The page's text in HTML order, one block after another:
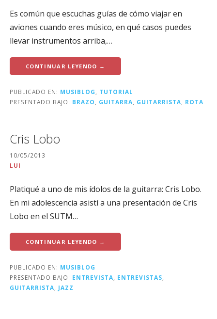
Es común que escuchas guías de cómo viajar en
aviones cuando eres músico, en qué casos puedes
llevar instrumentos arriba,…
CONTINUAR LEYENDO →
PUBLICADO EN: MUSIBLOG, TUTORIAL
PRESENTADO BAJO: BRAZO, GUITARRA, GUITARRISTA, ROTA
Cris Lobo
10/05/2013
LUI
Platiqué a uno de mis ídolos de la guitarra: Cris Lobo.
En mi adolescencia asistí a una presentación de Cris
Lobo en el SUTM…
CONTINUAR LEYENDO →
PUBLICADO EN: MUSIBLOG
PRESENTADO BAJO: ENTREVISTA, ENTREVISTAS,
GUITARRISTA, JAZZ